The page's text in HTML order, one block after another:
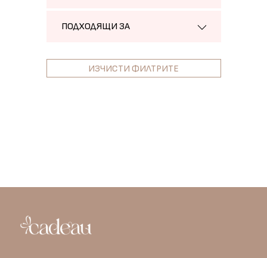
ПОДХОДЯЩИ ЗА
ИЗЧИСТИ ФИЛТРИТЕ